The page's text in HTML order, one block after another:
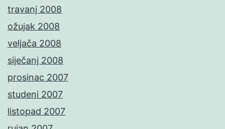
travanj 2008
ožujak 2008
veljača 2008
siječanj 2008
prosinac 2007
studeni 2007
listopad 2007